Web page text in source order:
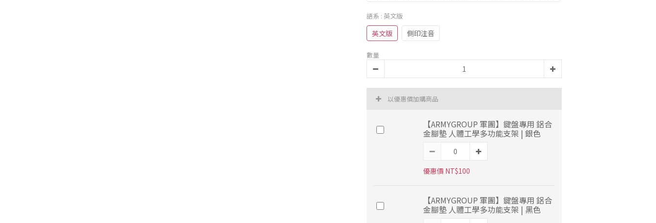
語系 : 英文版
英文版 側印注音
數量
以優惠價加購商品
【ARMYGROUP 軍團】鍵盤專用 鋁合
金腳墊 人體工學多功能支架 | 銀色
優惠價 NT$100
【ARMYGROUP 軍團】鍵盤專用 鋁合
金腳墊 人體工學多功能支架 | 黑色